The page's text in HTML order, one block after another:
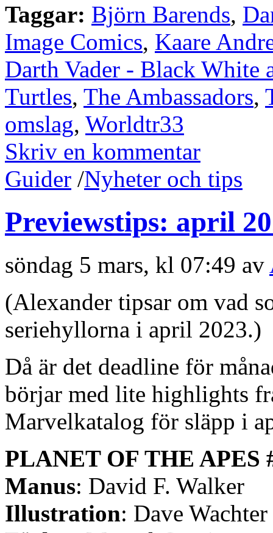
Taggar: Björn Barends,
Image Comics, Kaare
Darth Vader - Black White
Turtles, The Ambassadors,
omslag, Worldtr33
Skriv en kommentar
Guider /Nyheter och tips
Previewstips: april
söndag 5 mars, kl 07:49 av
(Alexander tipsar om vad
seriehyllorna i april 2023.)
Då är det deadline för
börjar med lite highlights
Marvelkatalog för släpp i
PLANET OF THE APES
Manus: David F. Walker
Illustration: Dave Wachter